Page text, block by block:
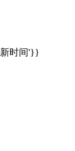
新时间'}}